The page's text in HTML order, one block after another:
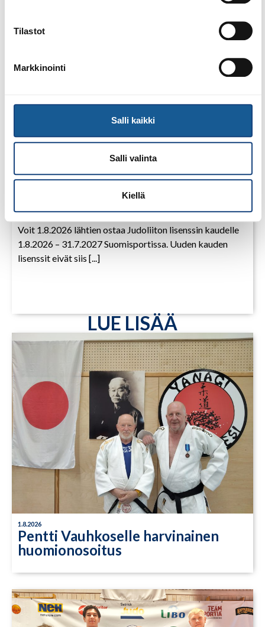
Tilastot
Markkinointi
Salli kaikki
Salli valinta
Kiellä
28.7.2026
Uudet lisenssit ostettavissa
1.8.2026 alkaen
Voit 1.8.2026 lähtien ostaa Judoliiton lisenssin kaudelle
1.8.2026 – 31.7.2027 Suomisportissa. Uuden kauden
lisenssit eivät siis [...]
LUE LISÄÄ
1.8.2026
Pentti Vauhkoselle harvinainen
huomionosoitus